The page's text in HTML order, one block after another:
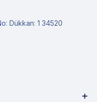
Dükkan: 1 34520